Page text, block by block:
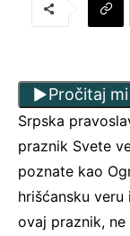
Pročitaj
Srpska
praznik Svete
poznate kao
hrišćansku
ovaj praznik,